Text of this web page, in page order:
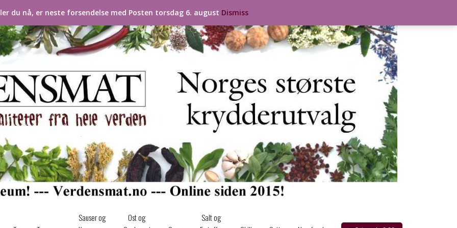
Sauser og
Ost og
Salt og
du nå, er neste forsendelse med Posten torsdag 6. august Dismiss